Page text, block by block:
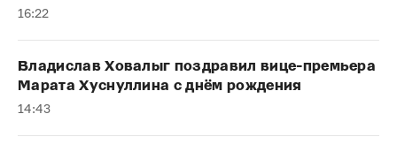
16:22
Владислав Ховалыг поздравил вице-премьера
Марата Хуснуллина с днём рождения
14:43